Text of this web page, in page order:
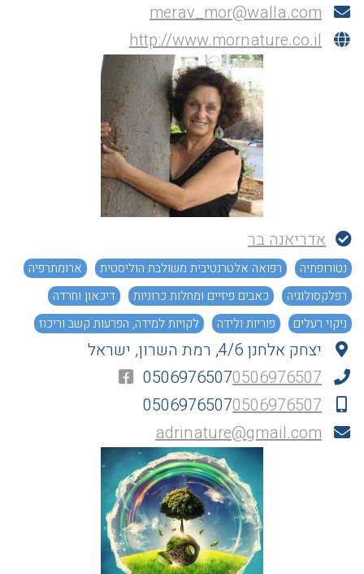
merav_mor@walla.com
http://www.mornature.co.il
אדריאנה בר
נטורופתיה רפואה אלטרנטיבית משולבת הוליסטית
ארומתרפיה
רפלקסולוגיה
כאבים פיזיים ומחלות כרוניות
דיכאון וחרדה
ניקוי רעלים
פוריות ולידה לקויות למידה, הפרעות קשב וריכוז
יצחק אלחנן 4/6, רמת השרון, ישראל
05069765070506976507
05069765070506976507
adrinature@gmail.com